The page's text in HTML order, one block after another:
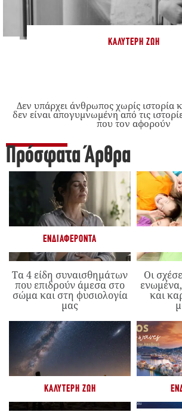
ΚΑΛΎΤΕΡΗ ΖΩΉ
Δεν υπάρχει άνθρωπος χωρίς ιστορία
δεν είναι απογυμνωμένη από τις
που τον αφορούν
Πρόσφατα Άρθρα
ΕΝΔΙΑΦΈΡΟΝΤΑ
Τα 4 είδη συναισθημάτων
που επιδρούν άμεσα στο
σώμα και στη φυσιολογία
μας
Οι
και
ΚΑΛΎΤΕΡΗ ΖΩΉ